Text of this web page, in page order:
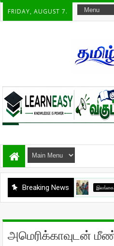
FRIDAY, AUGUST 7.
Breaking Newsஇலங்கை
அமெரிக்காவுடன்